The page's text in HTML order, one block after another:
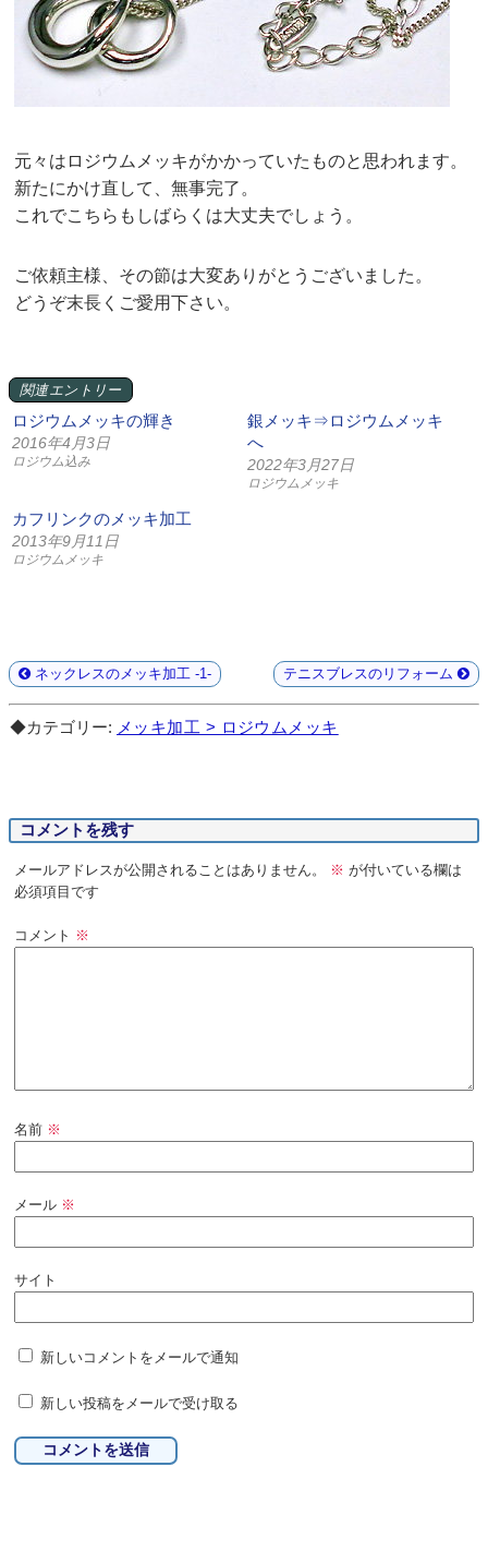
元々はロジウムメッキがかかっていたものと思われます。
新たにかけ直して、無事完了。
これでこちらもしばらくは大丈夫でしょう。
ご依頼主様、その節は大変ありがとうございました。
どうぞ末長くご愛用下さい。
関連エントリー
ロジウムメッキの輝き
2016年4月3日
ロジウム込み
銀メッキ⇒ロジウムメッキ
へ
2022年3月27日
ロジウムメッキ
カフリンクのメッキ加工
2013年9月11日
ロジウムメッキ
ネックレスのメッキ加工 -1- テニスブレスのリフォーム
◆カテゴリー: メッキ加工 > ロジウムメッキ
コメントを残す
メールアドレスが公開されることはありません。 ※ が付いている欄は
必須項目です
コメント ※
名前 ※
メール ※
サイト
新しいコメントをメールで通知
新しい投稿をメールで受け取る